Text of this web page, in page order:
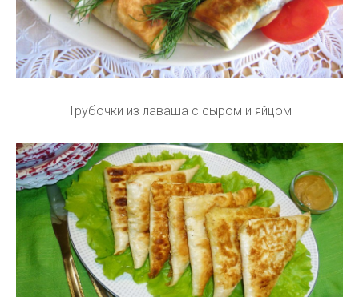
Трубочки из лаваша с сыром и яйцом